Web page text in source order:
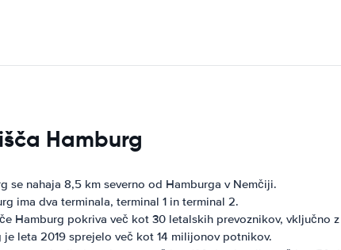
Hamburg
se nahaja 8,5 km severno od Hamburga v Nemčiji.
ima dva terminala, terminal 1 in terminal 2.
Hamburg pokriva več kot 30 letalskih prevoznikov, vključno
je leta 2019 sprejelo več kot 14 milijonov potnikov.